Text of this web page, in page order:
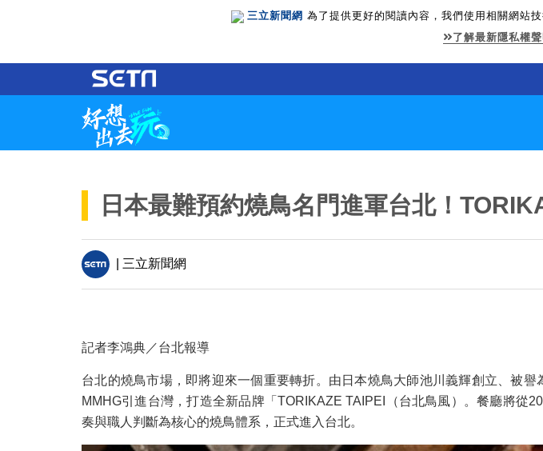
三立新聞網 為了提供更好的閱讀內容，我們使用相關網站
了解最新隱私權聲
日本最難預約燒鳥名門進軍台北！
| 三立新聞網
記者李鴻典／台北報導
台北的燒鳥市場，即將迎來一個重要轉折。由日本燒鳥大師池川義輝創立、被
MMHG引進台灣，打造全新品牌「TORIKAZE TAIPEI（台北鳥風）。餐廳將
奏與職人判斷為核心的燒鳥體系，正式進入台北。